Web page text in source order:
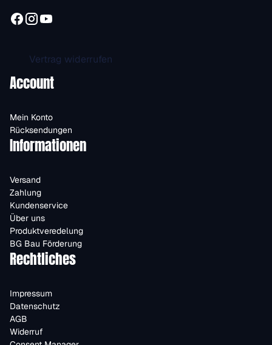
Vertrag widerrufen
Account
Mein Konto
Rücksendungen
Informationen
Versand
Zahlung
Kundenservice
Über uns
Produktveredelung
BG Bau Förderung
Rechtliches
Impressum
Datenschutz
AGB
Widerruf